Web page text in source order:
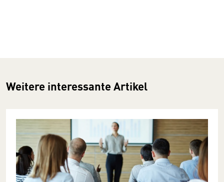
Weitere interessante Artikel